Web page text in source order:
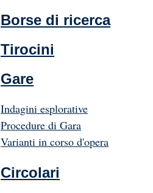
Borse di ricerca
Tirocini
Gare
Indagini esplorative
Procedure di Gara
Varianti in corso d'opera
Circolari